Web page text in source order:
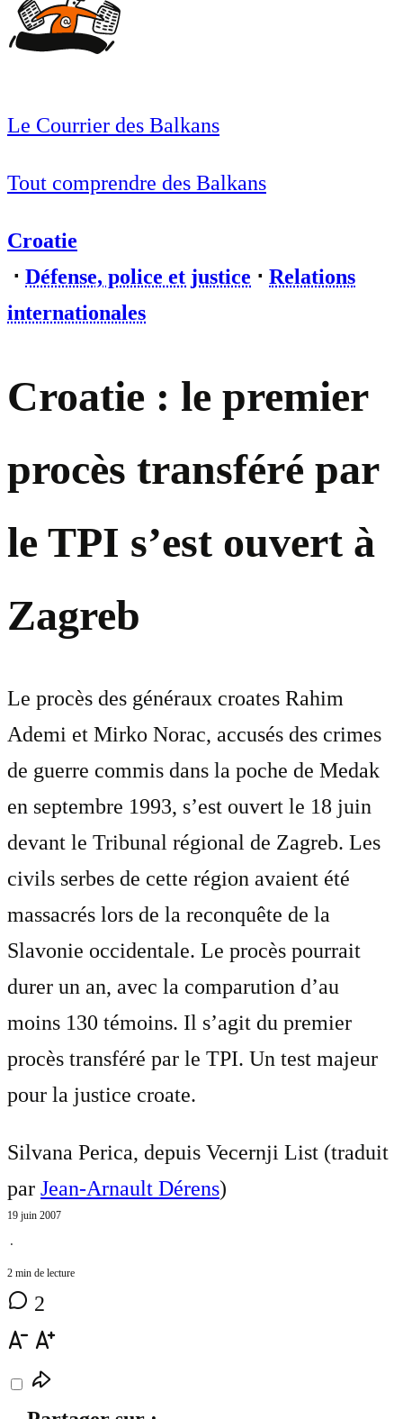
Le Courrier des Balkans
Tout comprendre des Balkans
Croatie
⋅ Défense, police et justice ⋅ Relations
internationales
Croatie : le premier
procès transféré par
le TPI s’est ouvert à
Zagreb
Le procès des généraux croates Rahim
Ademi et Mirko Norac, accusés des crimes
de guerre commis dans la poche de Medak
en septembre 1993, s’est ouvert le 18 juin
devant le Tribunal régional de Zagreb. Les
civils serbes de cette région avaient été
massacrés lors de la reconquête de la
Slavonie occidentale. Le procès pourrait
durer un an, avec la comparution d’au
moins 130 témoins. Il s’agit du premier
procès transféré par le TPI. Un test majeur
pour la justice croate.
Silvana Perica, depuis Vecernji List (traduit
par Jean-Arnault Dérens)
19 juin 2007
⋅
2 min de lecture
2